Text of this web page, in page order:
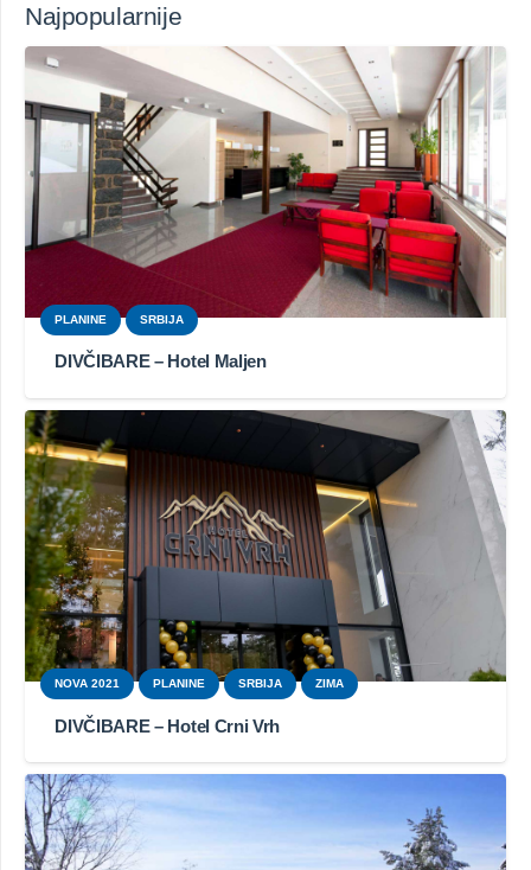
Najpopularnije
PLANINE SRBIJA
DIVČIBARE – Hotel Maljen
NOVA 2021 PLANINE SRBIJA ZIMA
DIVČIBARE – Hotel Crni Vrh